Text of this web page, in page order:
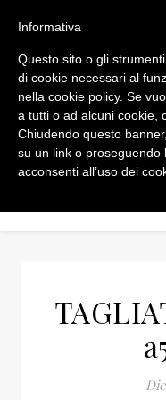
Informativa
Questo sito o gli
di cookie necessari al
nella cookie policy. Se
a tutti o ad alcuni cookie,
Chiudendo questo
su un link o proseguendo
acconsenti all’uso dei